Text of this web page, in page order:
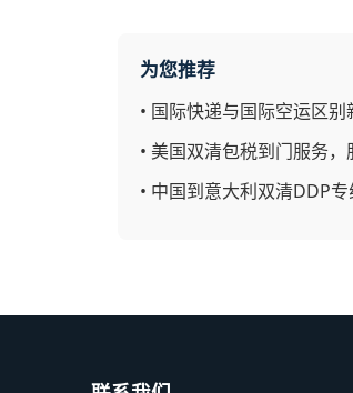
为您推荐
• 国际快递与国际空运区别
• 美国双清包税到门服务
• 中国到意大利双清DDP